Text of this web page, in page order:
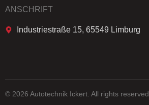
ANSCHRIFT
Industriestraße 15, 65549 Limburg
© 2026 Autotechnik Ickert. All rights reserved